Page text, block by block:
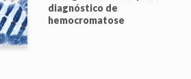
diagnóstico de
hemocromatose